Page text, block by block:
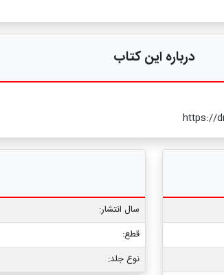
درباره این کتاب
https://
سال انتشار:
قطع:
نوع جلد: